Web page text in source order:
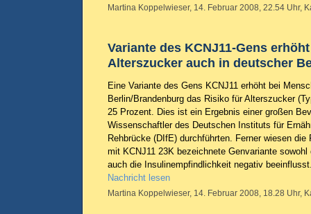
Martina Koppelwieser, 14. Februar 2008, 22.54 Uhr,
Variante des KCNJ11-Gens
Alterszucker auch in deutscher
Eine Variante des Gens KCNJ11 erhöht bei
Berlin/Brandenburg das Risiko für Alterszucker
25 Prozent. Dies ist ein Ergebnis einer großen
Wissenschaftler des Deutschen Instituts für
Rehbrücke (DIfE) durchführten. Ferner wiesen
mit KCNJ11 23K bezeichnete Genvariante
auch die Insulinempfindlichkeit negativ
Nachricht lesen
Martina Koppelwieser, 14. Februar 2008, 18.28 Uhr,